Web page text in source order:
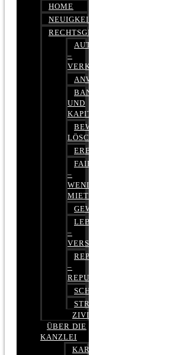
HOME
NEUIGKEITEN
RECHTSGEBIETE
AUTOBETRUG
–
VERKEHRSRECHT
ANWALTSHAFTUNGSRECHT
BANK-
UND
KAPITALMARKTRECHT
BEWERTUNGEN
LÖSCHEN
ERBRECHT
FAIRMIETEN
–
WENIGER
MIETE
GEWERBERECHT
LEBENSVERSICHERUNG
–
VERSICHERUNGSRECHT
REPUTATIONSRECHT
–
REPUTATIONSMANAGEMENT
SCHUFARECHT
STRAFRECHT
ZIVILRECHT
ÜBER DIE
KANZLEI
KARRIERE